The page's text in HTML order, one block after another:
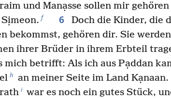
und Manạsse sollen mir
f 6
Doch die Kinder, die
bekommst, gehören dir. Sie
ihrer Brüder in ihrem Erbteil
mich betrifft: Als ich aus Pạddan
h an meiner Seite im Land Kạnaan.
i war es noch ein gutes Stück,